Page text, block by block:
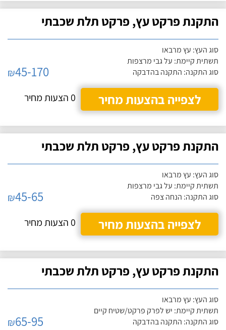
התקנת פרקט עץ, פרקט תלת שכבתי
סוג העץ: עץ מרבאו
תשתית קיימת: על גבי מרצפות
סוג התקנה: התקנה בהדבקה
₪45-170
לצפייה בהצעות מחיר
0 הצעות מחיר
התקנת פרקט עץ, פרקט תלת שכבתי
סוג העץ: עץ מרבאו
תשתית קיימת: על גבי מרצפות
סוג התקנה: הנחה צפה
₪45-65
לצפייה בהצעות מחיר
0 הצעות מחיר
התקנת פרקט עץ, פרקט תלת שכבתי
סוג העץ: עץ מרבאו
תשתית קיימת: יש לפרק פרקט/שטיח קיים
סוג התקנה: התקנה בהדבקה
₪65-95